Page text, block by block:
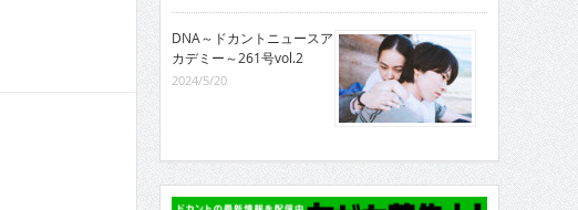
DNA～ドカントニュースア
カデミー～261号vol.2
2024/5/20